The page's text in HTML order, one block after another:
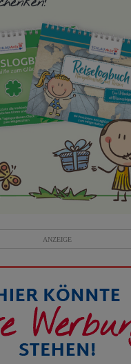
ANZEIGE